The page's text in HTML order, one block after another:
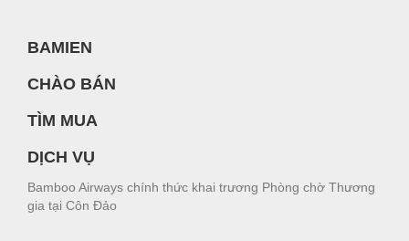
BAMIEN
CHÀO BÁN
TÌM MUA
DỊCH VỤ
Bamboo Airways chính thức khai trương Phòng chờ Thương
gia tại Côn Đảo